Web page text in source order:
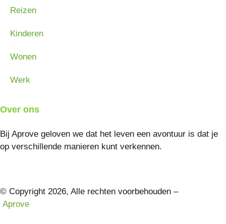
Reizen
Kinderen
Wonen
Werk
Over ons
Bij Aprove geloven we dat het leven een avontuur is dat je
op verschillende manieren kunt verkennen.
© Copyright 2026, Alle rechten voorbehouden –
Aprove